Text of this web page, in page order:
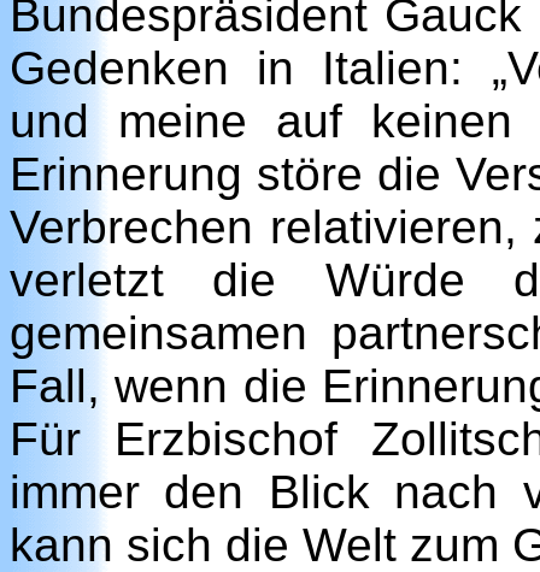
Bundespräsident
Gedenken in Italien:
und meine auf keinen
Erinnerung störe die
Verbrechen
verletzt die Würde
gemeinsamen
Fall, wenn die
Für Erzbischof
immer den Blick nach
kann sich die Welt zum